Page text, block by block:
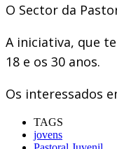
O Sector da
A iniciativa, que
18 e os 30 anos.
Os interessados
TAGS
jovens